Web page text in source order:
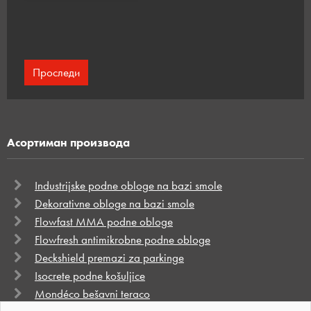
Flowcrete Srbija nudi jedinstvenu tehnologiju
prehrambene i farmaceutske industrije, čiji je cilj da
klijentima obezbedi uspešnu strategiju kontrole
kontaminacije podova zahvaljujući sposobnosti
uništavanja 99,9% svih bakterija sa podnih površina.
Сазнајте више...
Асортиман производа
Industrijske podne obloge na bazi smole
Dekorativne obloge na bazi smole
Flowfast MMA podne obloge
Flowfresh antimikrobne podne obloge
Deckshield premazi za parkinge
Isocrete podne košuljice
Mondéco bešavni teraco